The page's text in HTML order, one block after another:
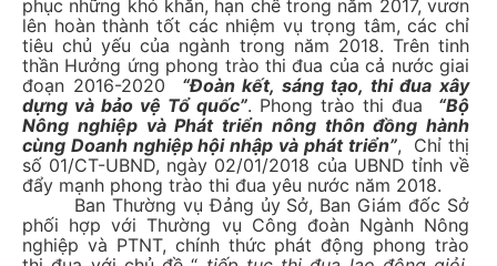
phục những khó khăn, hạn chế trong năm 2017, vươn
lên hoàn thành tốt các nhiệm vụ trọng tâm, các chỉ
tiêu chủ yếu của ngành trong năm 2018. Trên tinh
thần Hưởng ứng phong trào thi đua của cả nước giai
đoạn 2016-2020 “Đoàn kết, sáng tạo, thi đua xây
dựng và bảo vệ Tổ quốc”. Phong trào thi đua “Bộ
Nông nghiệp và Phát triển nông thôn đồng hành
cùng Doanh nghiệp hội nhập và phát triển”, Chỉ thị
số 01/CT-UBND, ngày 02/01/2018 của UBND tỉnh về
đẩy mạnh phong trào thi đua yêu nước năm 2018.
Ban Thường vụ Đảng ủy Sở, Ban Giám đốc Sở
phối hợp với Thường vụ Công đoàn Ngành Nông
nghiệp và PTNT, chính thức phát động phong trào